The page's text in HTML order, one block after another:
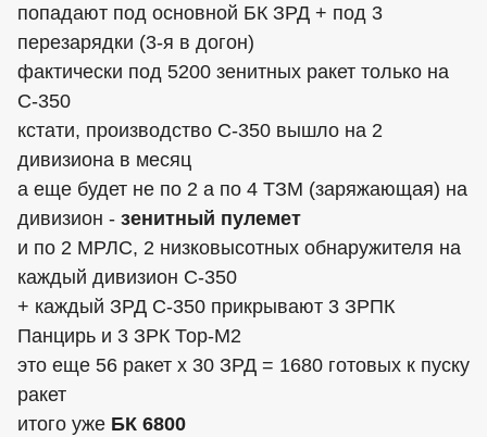
попадают под основной БК ЗРД + под 3
перезарядки (3-я в догон)
фактически под 5200 зенитных ракет только на
С-350
кстати, производство С-350 вышло на 2
дивизиона в месяц
а еще будет не по 2 а по 4 ТЗМ (заряжающая) на
дивизион - зенитный пулемет
и по 2 МРЛС, 2 низковысотных обнаружителя на
каждый дивизион С-350
+ каждый ЗРД С-350 прикрывают 3 ЗРПК
Панцирь и 3 ЗРК Тор-М2
это еще 56 ракет х 30 ЗРД = 1680 готовых к пуску
ракет
итого уже БК 6800